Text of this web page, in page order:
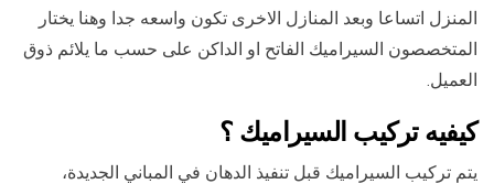
المنزل اتساعا وبعد المنازل الاخرى تكون واسعه جدا وهنا يختار
المتخصصون السيراميك الفاتح او الداكن على حسب ما يلائم ذوق
العميل.
كيفيه تركيب السيراميك ؟
يتم تركيب السيراميك قبل تنفيذ الدهان في المباني الجديدة،